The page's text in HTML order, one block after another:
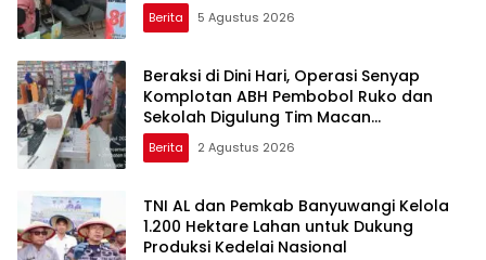
Berita 5 Agustus 2026
Beraksi di Dini Hari, Operasi Senyap
Komplotan ABH Pembobol Ruko dan
Sekolah Digulung Tim Macan
Blambangan
Berita 2 Agustus 2026
TNI AL dan Pemkab Banyuwangi Kelola
1.200 Hektare Lahan untuk Dukung
Produksi Kedelai Nasional